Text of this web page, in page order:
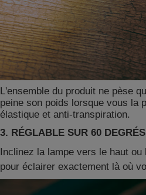
L'ensemble du produit ne pèse
peine son poids lorsque vous la
élastique et anti-transpiration.
3. RÉGLABLE SUR 60 DEGRÉS
Inclinez la lampe vers le haut
pour éclairer exactement là où